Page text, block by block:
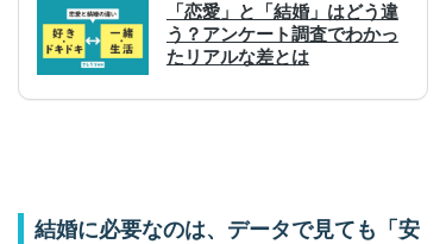
結婚に必要なのは、データで見ても「安